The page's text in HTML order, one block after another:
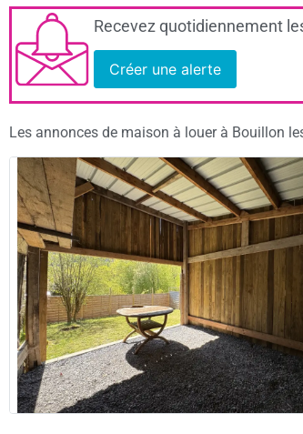
Recevez quotidiennement
Créer une alerte
Les annonces de maison à louer à Bouillon